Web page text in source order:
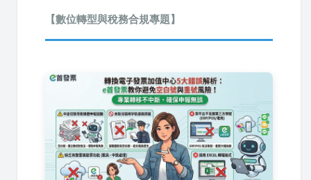
【數位轉型與稅務合規專題】